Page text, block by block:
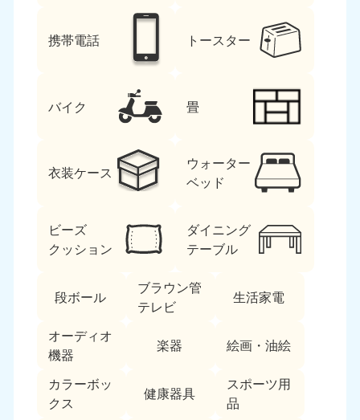
携帯電話 トースター
バイク 畳
衣装ケース
ウォーター
ベッド
ビーズ
クッション
ダイニング
テーブル
段ボール
ブラウン管
テレビ
生活家電
オーディオ
機器
楽器 絵画・油絵
カラーボッ
クス
健康器具
スポーツ用
品
北海道・東北